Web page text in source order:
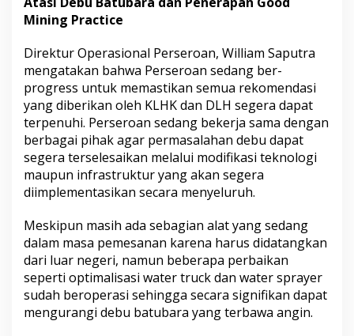
Mining Practice
Direktur Operasional Perseroan, William Saputra
mengatakan bahwa Perseroan sedang ber-
progress untuk memastikan semua rekomendasi
yang diberikan oleh KLHK dan DLH segera dapat
terpenuhi. Perseroan sedang bekerja sama dengan
berbagai pihak agar permasalahan debu dapat
segera terselesaikan melalui modifikasi teknologi
maupun infrastruktur yang akan segera
diimplementasikan secara menyeluruh.
Meskipun masih ada sebagian alat yang sedang
dalam masa pemesanan karena harus didatangkan
dari luar negeri, namun beberapa perbaikan
seperti optimalisasi water truck dan water sprayer
sudah beroperasi sehingga secara signifikan dapat
mengurangi debu batubara yang terbawa angin.